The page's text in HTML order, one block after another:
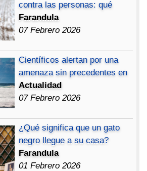
contra las personas: qué
Farandula
07 Febrero 2026
Científicos alertan por una
amenaza sin precedentes en
Actualidad
07 Febrero 2026
¿Qué significa que un gato
negro llegue a su casa?
Farandula
01 Febrero 2026